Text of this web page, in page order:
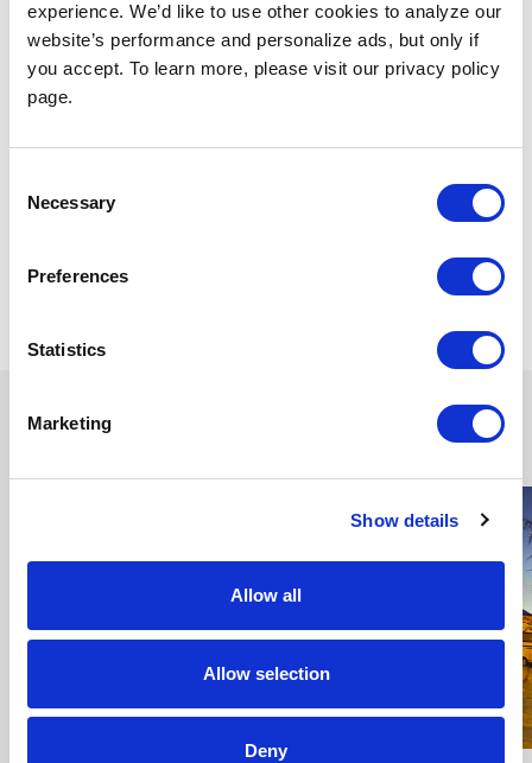
experience. We’d like to use other cookies to analyze our
website’s performance and personalize ads, but only if
you accept. To learn more, please visit our privacy policy
page.
Selection
Necessary
Preferences
Statistics
Marketing
Show details
Allow all
Allow selection
Deny
14 dic 2023